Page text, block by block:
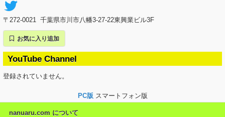
〒272-0021 千葉県市川市八幡3-27-22東興業ビル3F
お気に入り追加
YouTube Channel
登録されていません。
PC版 スマートフォン版
nanuaru.com について